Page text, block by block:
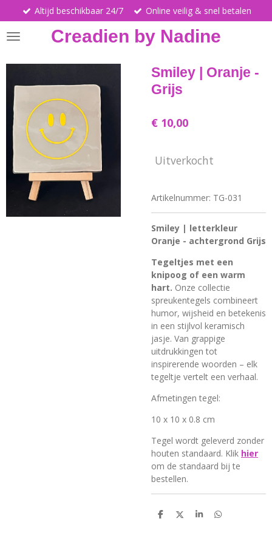
direct
naar
hoofdinhoud
Creadien by Nadine
Altijd beschikbaar 24/7 Online veilig & snel betalen
Smiley | Oranje -
Grijs
€ 10,00
Uitverkocht
Artikelnummer: TG-031
Smiley | letterkleur
Oranje - achtergrond Grijs
Tegeltjes met een
knipoog of een warm
hart. Onze collectie
spreukentegels combineert
humor, wijsheid en betekenis
in een stijlvol keramisch
jasje. Van grappige
uitdrukkingen tot
inspirerende woorden – elk
tegeltje vertelt een verhaal.
Afmetingen tegel:
10 x 10 x 0.8 cm
Tegel wordt geleverd zonder
houten standaard. Klik hier
om de standaard bij te
bestellen.
D
D
S
D